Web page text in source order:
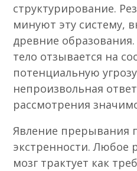
структурирование.
минуют эту систему,
древние
тело отзывается на
потенциальную
непроизвольная
рассмотрения
Явление
экстренности. Любое
мозг трактует как